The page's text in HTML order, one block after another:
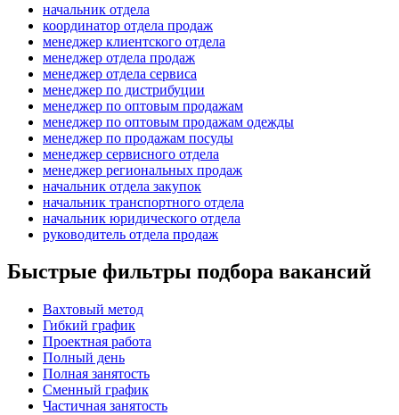
начальник отдела
координатор отдела продаж
менеджер клиентского отдела
менеджер отдела продаж
менеджер отдела сервиса
менеджер по дистрибуции
менеджер по оптовым продажам
менеджер по оптовым продажам одежды
менеджер по продажам посуды
менеджер сервисного отдела
менеджер региональных продаж
начальник отдела закупок
начальник транспортного отдела
начальник юридического отдела
руководитель отдела продаж
Быстрые фильтры подбора вакансий
Вахтовый метод
Гибкий график
Проектная работа
Полный день
Полная занятость
Сменный график
Частичная занятость